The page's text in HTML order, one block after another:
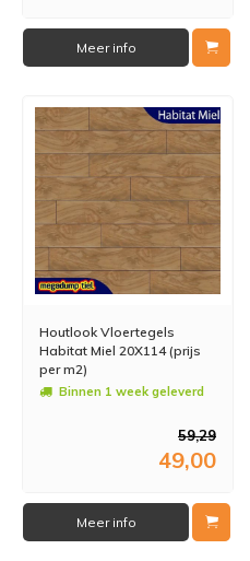
Meer info
Houtlook Vloertegels
Habitat Miel 20X114 (prijs
per m2)
Binnen 1 week geleverd
59,29
49,00
Meer info